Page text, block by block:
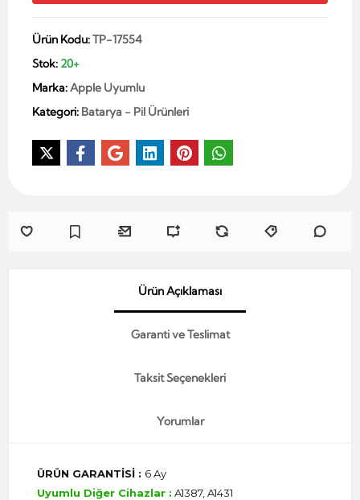
Ürün Kodu:TP-17554
Stok: 20+
Marka:Apple Uyumlu
Kategori: Batarya - Pil Ürünleri
Ürün Açıklaması
Garanti ve Teslimat
Taksit Seçenekleri
Yorumlar
ÜRÜN GARANTİSİ : 6 Ay
Uyumlu Diğer Cihazlar : A1387, A1431